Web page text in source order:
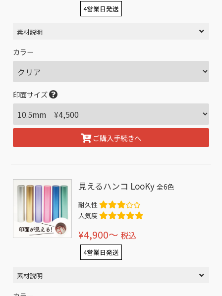
4営業日発送
素材説明
カラー
印面サイズ
ご購入手続きへ
見えるハンコ LooKy全6色
耐久性
人気度
¥4,900〜 税込
4営業日発送
素材説明